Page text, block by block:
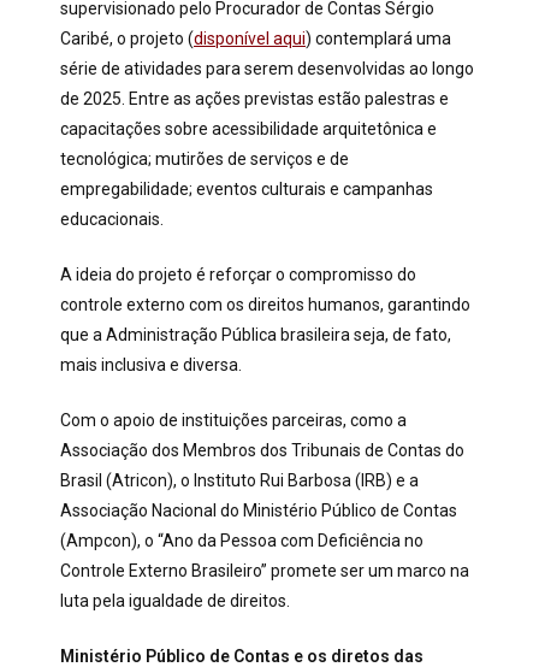
supervisionado pelo Procurador de Contas Sérgio
Caribé, o projeto (disponível aqui) contemplará uma
série de atividades para serem desenvolvidas ao longo
de 2025. Entre as ações previstas estão palestras e
capacitações sobre acessibilidade arquitetônica e
tecnológica; mutirões de serviços e de
empregabilidade; eventos culturais e campanhas
educacionais.
A ideia do projeto é reforçar o compromisso do
controle externo com os direitos humanos, garantindo
que a Administração Pública brasileira seja, de fato,
mais inclusiva e diversa.
Com o apoio de instituições parceiras, como a
Associação dos Membros dos Tribunais de Contas do
Brasil (Atricon), o Instituto Rui Barbosa (IRB) e a
Associação Nacional do Ministério Público de Contas
(Ampcon), o “Ano da Pessoa com Deficiência no
Controle Externo Brasileiro” promete ser um marco na
luta pela igualdade de direitos.
Ministério Público de Contas e os diretos das